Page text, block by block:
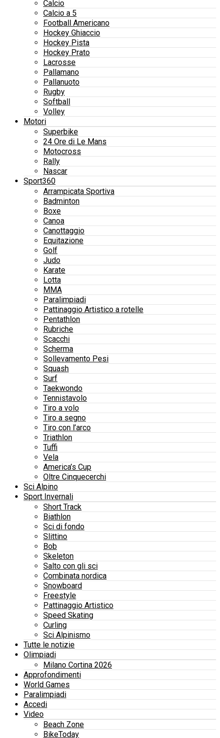
Calcio
Calcio a 5
Football Americano
Hockey Ghiaccio
Hockey Pista
Hockey Prato
Lacrosse
Pallamano
Pallanuoto
Rugby
Softball
Volley
Motori
Superbike
24 Ore di Le Mans
Motocross
Rally
Nascar
Sport360
Arrampicata Sportiva
Badminton
Boxe
Canoa
Canottaggio
Equitazione
Golf
Judo
Karate
Lotta
MMA
Paralimpiadi
Pattinaggio Artistico a rotelle
Pentathlon
Rubriche
Scacchi
Scherma
Sollevamento Pesi
Squash
Surf
Taekwondo
Tennistavolo
Tiro a volo
Tiro a segno
Tiro con l’arco
Triathlon
Tuffi
Vela
America’s Cup
Oltre Cinquecerchi
Sci Alpino
Sport Invernali
Short Track
Biathlon
Sci di fondo
Slittino
Bob
Skeleton
Salto con gli sci
Combinata nordica
Snowboard
Freestyle
Pattinaggio Artistico
Speed Skating
Curling
Sci Alpinismo
Tutte le notizie
Olimpiadi
Milano Cortina 2026
Approfondimenti
World Games
Paralimpiadi
Accedi
Video
Beach Zone
BikeToday